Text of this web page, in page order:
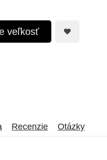
veľkosť
Recenzie Otázky